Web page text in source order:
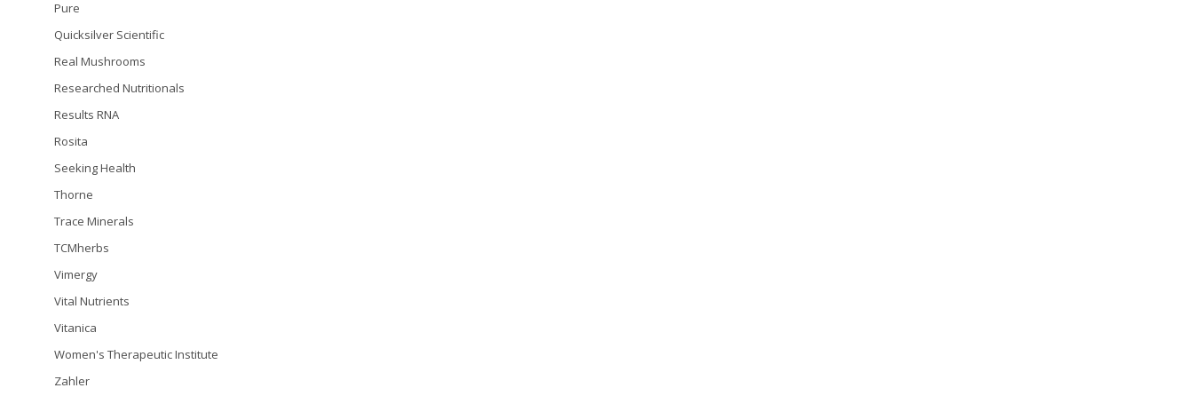
Pure
Quicksilver Scientific
Real Mushrooms
Researched Nutritionals
Results RNA
Rosita
Seeking Health
Thorne
Trace Minerals
TCMherbs
Vimergy
Vital Nutrients
Vitanica
Women's Therapeutic Institute
Zahler